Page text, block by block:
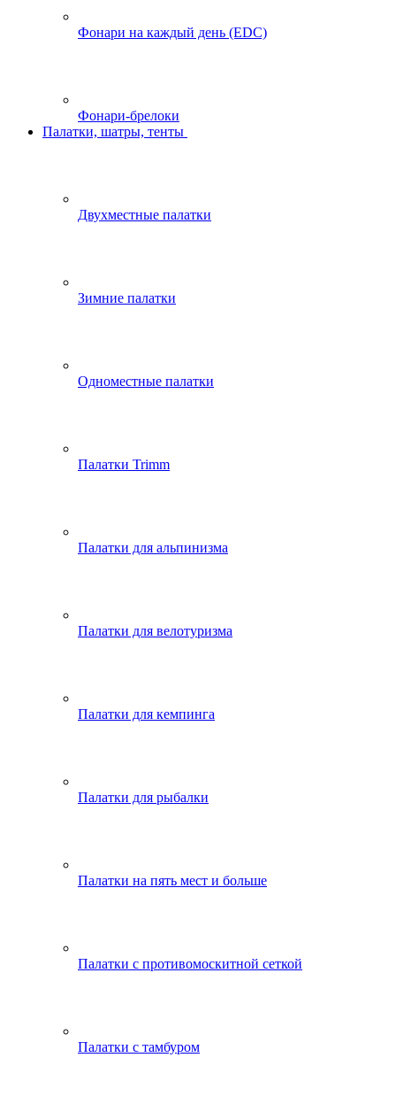
Фонари на каждый день (EDC)
Фонари-брелоки
Палатки, шатры, тенты
Двухместные палатки
Зимние палатки
Одноместные палатки
Палатки Trimm
Палатки для альпинизма
Палатки для велотуризма
Палатки для кемпинга
Палатки для рыбалки
Палатки на пять мест и больше
Палатки с противомоскитной сеткой
Палатки с тамбуром